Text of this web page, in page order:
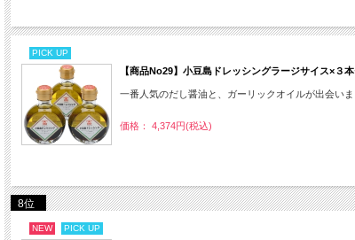
PICK UP
【商品No29】小豆島ドレッシングラージサイス×３
一番人気のだし醤油と、ガーリックオイルが出会い
価格： 4,374円(税込)
8位
NEW PICK UP